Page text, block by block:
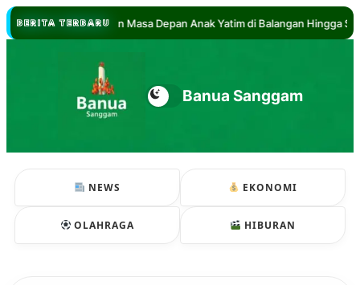
BERITA TERBARU
Hadi Jamin Masa Depan Anak Yatim di Balangan Hingga Sarjana //
Banua Sanggam
NEWS EKONOMI
OLAHRAGA HIBURAN